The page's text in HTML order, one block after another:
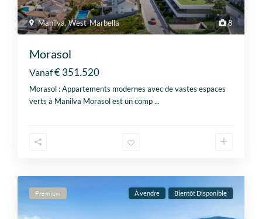
8
Manilva,West-Marbella
Morasol
Vanaf€ 351.520
Morasol : Appartements modernes avec de vastes espaces
verts à Manilva Morasol est un comp...
Premium À vendre Bientôt Disponible